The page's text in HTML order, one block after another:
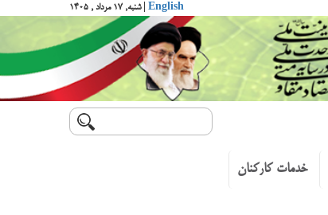
English | شنبه, ۱۷ مرداد , ۱۴۰۵
خدمات کارکنان